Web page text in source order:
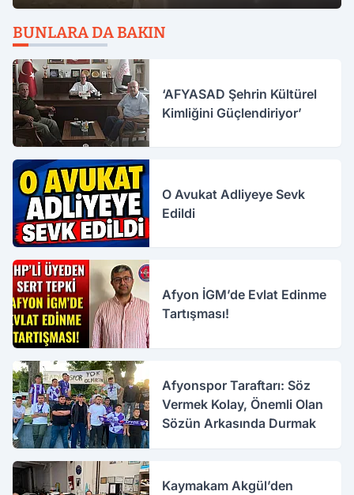
BUNLARA DA BAKIN
‘AFYASAD Şehrin Kültürel
Kimliğini Güçlendiriyor’
O Avukat Adliyeye Sevk
Edildi
Afyon İGM’de Evlat Edinme
Tartışması!
Afyonspor Taraftarı: Söz
Vermek Kolay, Önemli Olan
Sözün Arkasında Durmak
Kaymakam Akgül’den